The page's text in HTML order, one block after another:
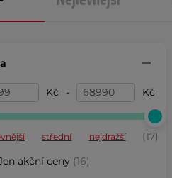
Kč - Kč
střední nejdražší
(17)
akční ceny (16)